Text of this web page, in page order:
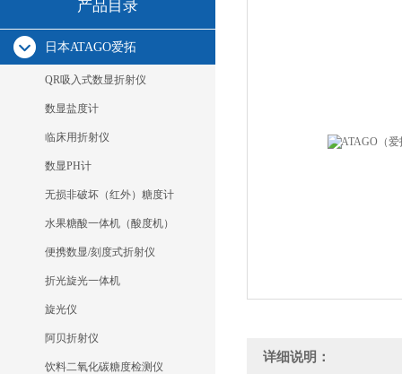
产品目录
日本ATAGO爱拓
QR吸入式数显折射仪
数显盐度计
临床用折射仪
数显PH计
无损非破坏（红外）糖度计
水果糖酸一体机（酸度机）
便携数显/刻度式折射仪
折光旋光一体机
旋光仪
阿贝折射仪
饮料二氧化碳糖度检测仪
详细说明：